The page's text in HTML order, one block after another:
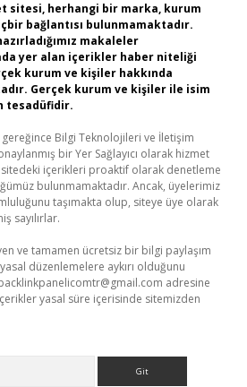
sitesi, herhangi bir marka, kurum
bağlantısı bulunmamaktadır.
makaleler
yer alan içerikler haber niteliği
kurum ve kişiler hakkında
Gerçek kurum ve kişiler ile isim
tesadüfidir.
gereğince Bilgi Teknolojileri ve İletişim
bir Yer Sağlayıcı olarak hizmet
içerikleri proaktif olarak denetleme
bulunmamaktadır. Ancak, üyelerimiz
taşımakta olup, siteye üye olarak
sayılırlar.
ve tamamen ücretsiz bir bilgi paylaşım
düzenlemelere aykırı olduğunu
adresine
yasal süre içerisinde sitemizden